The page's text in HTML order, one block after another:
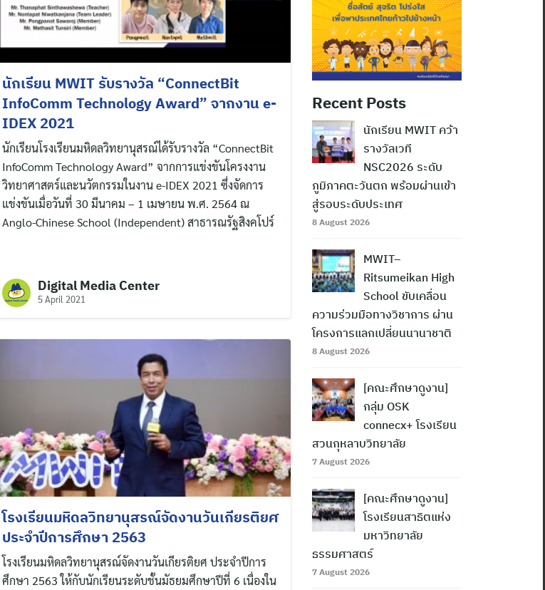
นักเรียน MWIT รับรางวัล “ConnectBit
InfoComm Technology Award” จากงาน e-
IDEX 2021
นักเรียนโรงเรียนมหิดลวิทยานุสรณ์ได้รับรางวัล “ConnectBit
InfoComm Technology Award” จากการแข่งขันโครงงาน
วิทยาศาสตร์และนวัตกรรมในงาน e-IDEX 2021 ซึ่งจัดการ
แข่งขันเมื่อวันที่ 30 มีนาคม – 1 เมษายน พ.ศ. 2564 ณ
Anglo-Chinese School (Independent) สาธารณรัฐสิงคโปร์
Digital Media Center
5 April 2021
โรงเรียนมหิดลวิทยานุสรณ์จัดงานวันเกียรติยศ
ประจำปีการศึกษา 2563
โรงเรียนมหิดลวิทยานุสรณ์จัดงานวันเกียรติยศ ประจำปีการ
ศึกษา 2563 ให้กับนักเรียนระดับชั้นมัธยมศึกษาปีที่ 6 เนื่องใน
Recent Posts
นักเรียน MWIT คว้า
รางวัลเวที
NSC2026 ระดับ
ภูมิภาคตะวันตก พร้อมผ่านเข้า
สู่รอบระดับประเทศ
8 August 2026
MWIT–
Ritsumeikan High
School ขับเคลื่อน
ความร่วมมือทางวิชาการ ผ่าน
โครงการแลกเปลี่ยนนานาชาติ
8 August 2026
[คณะศึกษาดูงาน]
กลุ่ม OSK
connecx+ โรงเรียน
สวนกุหลาบวิทยาลัย
7 August 2026
[คณะศึกษาดูงาน]
โรงเรียนสาธิตแห่ง
มหาวิทยาลัย
ธรรมศาสตร์
7 August 2026